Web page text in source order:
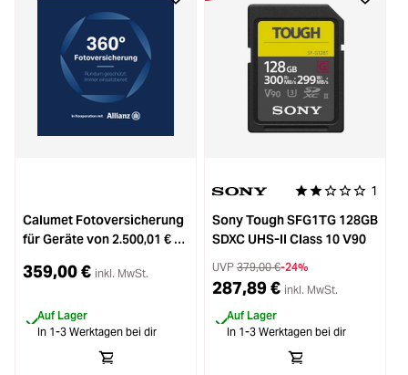
Calumet Fotoversicherung
für Geräte von 2.500,01 € -
359,00 € inkl. MwSt.
Auf Lager
In 1-3 Werktagen bei dir
Durchschnittliche
1
Sony Tough SFG1TG 128GB
SDXC UHS-II Class 10 V90
UVP 379,00 €-24%
287,89 € inkl. MwSt.
Auf Lager
In 1-3 Werktagen bei dir